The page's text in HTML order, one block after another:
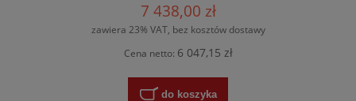
7 438,00 zł
zawiera 23% VAT, bez kosztów dostawy
Cena netto: 6 047,15 zł
do koszyka